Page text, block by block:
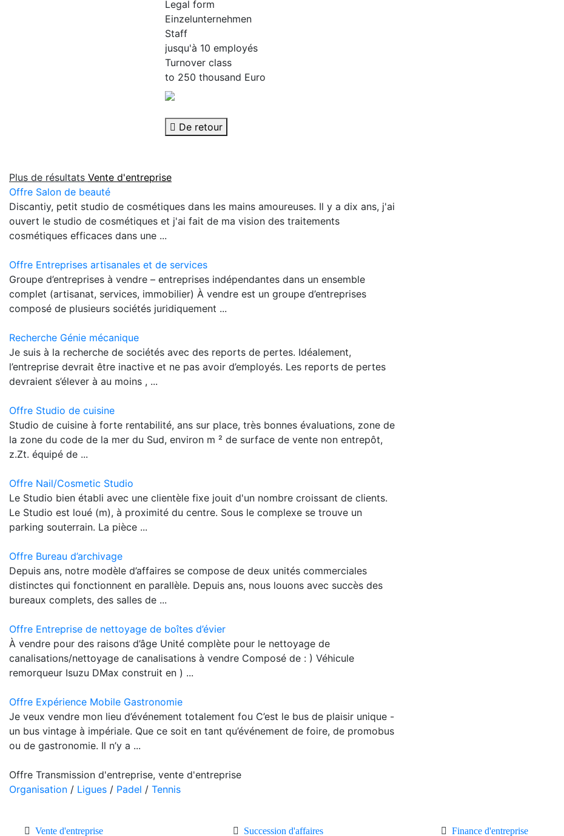
Legal form
Einzelunternehmen
Staff
jusqu'à 10 employés
Turnover class
to 250 thousand Euro
De retour
Plus de résultats Vente d'entreprise
Offre Salon de beauté
Discantiy, petit studio de cosmétiques dans les mains amoureuses. Il y a dix ans, j'ai
ouvert le studio de cosmétiques et j'ai fait de ma vision des traitements
cosmétiques efficaces dans une ...
Offre Entreprises artisanales et de services
Groupe d’entreprises à vendre – entreprises indépendantes dans un ensemble
complet (artisanat, services, immobilier) À vendre est un groupe d’entreprises
composé de plusieurs sociétés juridiquement ...
Recherche Génie mécanique
Je suis à la recherche de sociétés avec des reports de pertes. Idéalement,
l’entreprise devrait être inactive et ne pas avoir d’employés. Les reports de pertes
devraient s’élever à au moins , ...
Offre Studio de cuisine
Studio de cuisine à forte rentabilité, ans sur place, très bonnes évaluations, zone de
la zone du code de la mer du Sud, environ m ² de surface de vente non entrepôt,
z.Zt. équipé de ...
Offre Nail/Cosmetic Studio
Le Studio bien établi avec une clientèle fixe jouit d'un nombre croissant de clients.
Le Studio est loué (m), à proximité du centre. Sous le complexe se trouve un
parking souterrain. La pièce ...
Offre Bureau d’archivage
Depuis ans, notre modèle d’affaires se compose de deux unités commerciales
distinctes qui fonctionnent en parallèle. Depuis ans, nous louons avec succès des
bureaux complets, des salles de ...
Offre Entreprise de nettoyage de boîtes d’évier
À vendre pour des raisons d’âge Unité complète pour le nettoyage de
canalisations/nettoyage de canalisations à vendre Composé de : ) Véhicule
remorqueur Isuzu DMax construit en ) ...
Offre Expérience Mobile Gastronomie
Je veux vendre mon lieu d’événement totalement fou C’est le bus de plaisir unique -
un bus vintage à impériale. Que ce soit en tant qu’événement de foire, de promobus
ou de gastronomie. Il n’y a ...
Offre Transmission d'entreprise, vente d'entreprise
Organisation / Ligues / Padel / Tennis
Vente d'entreprise Succession d'affaires Finance d'entreprise